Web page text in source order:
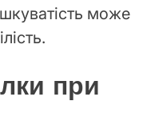
може
при